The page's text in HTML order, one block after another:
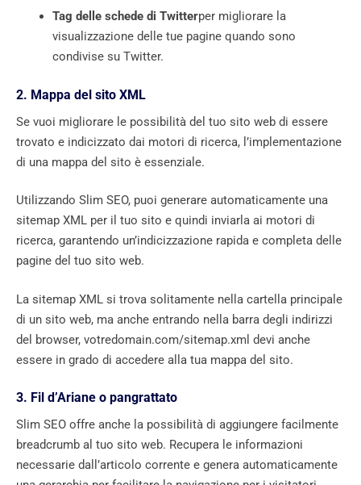
Tag delle schede di Twitterper migliorare la
visualizzazione delle tue pagine quando sono
condivise su Twitter.
2. Mappa del sito XML
Se vuoi migliorare le possibilità del tuo sito web di essere
trovato e indicizzato dai motori di ricerca, l’implementazione
di una mappa del sito è essenziale.
Utilizzando Slim SEO, puoi generare automaticamente una
sitemap XML per il tuo sito e quindi inviarla ai motori di
ricerca, garantendo un’indicizzazione rapida e completa delle
pagine del tuo sito web.
La sitemap XML si trova solitamente nella cartella principale
di un sito web, ma anche entrando nella barra degli indirizzi
del browser, votredomain.com/sitemap.xml devi anche
essere in grado di accedere alla tua mappa del sito.
3. Fil d’Ariane o pangrattato
Slim SEO offre anche la possibilità di aggiungere facilmente
breadcrumb al tuo sito web. Recupera le informazioni
necessarie dall’articolo corrente e genera automaticamente